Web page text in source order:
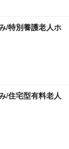
/特別養護老人ホ
/住宅型有料老人